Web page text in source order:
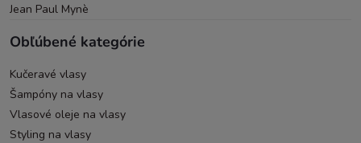
Jean Paul Mynè
Obľúbené kategórie
Kučeravé vlasy
Šampóny na vlasy
Vlasové oleje na vlasy
Styling na vlasy